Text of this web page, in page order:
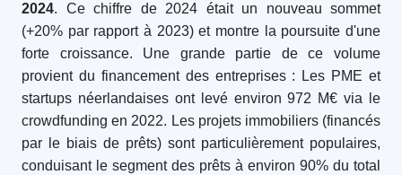
2024. Ce chiffre de 2024 était un nouveau sommet
(+20% par rapport à 2023) et montre la poursuite d'une
forte croissance. Une grande partie de ce volume
provient du financement des entreprises : Les PME et
startups néerlandaises ont levé environ 972 M€ via le
crowdfunding en 2022. Les projets immobiliers (financés
par le biais de prêts) sont particulièrement populaires,
conduisant le segment des prêts à environ 90% du total